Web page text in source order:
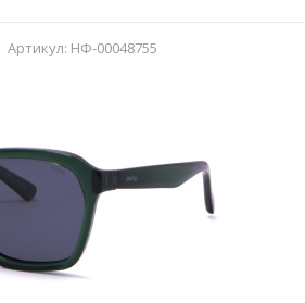
Артикул: НФ-00048755